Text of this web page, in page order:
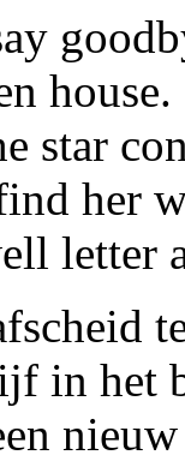
star
her
letter
in het